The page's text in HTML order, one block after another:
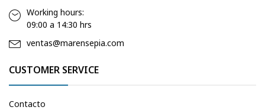
Working hours:
09:00 a 14:30 hrs
ventas@marensepia.com
CUSTOMER SERVICE
Contacto